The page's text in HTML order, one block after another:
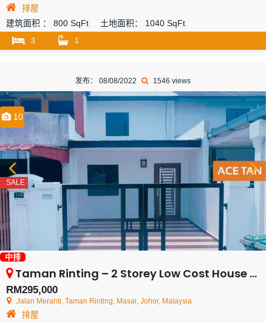
排屋
建筑面积 ： 800 SqFt 土地面积： 1040 SqFt
3 1
发布： 08/08/2022 1546 views
10
SALE
中排
Taman Rinting – 2 Storey Low Cost House – FOR SALE
RM295,000
Jalan Meranti, Taman Rinting, Masai, Johor, Malaysia
排屋